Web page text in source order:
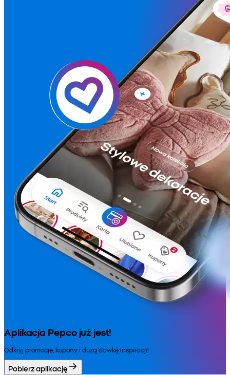
Aplikacja Pepco już jest!
Odkryj promocje, kupony i dużą dawkę inspiracji!
Pobierz aplikację